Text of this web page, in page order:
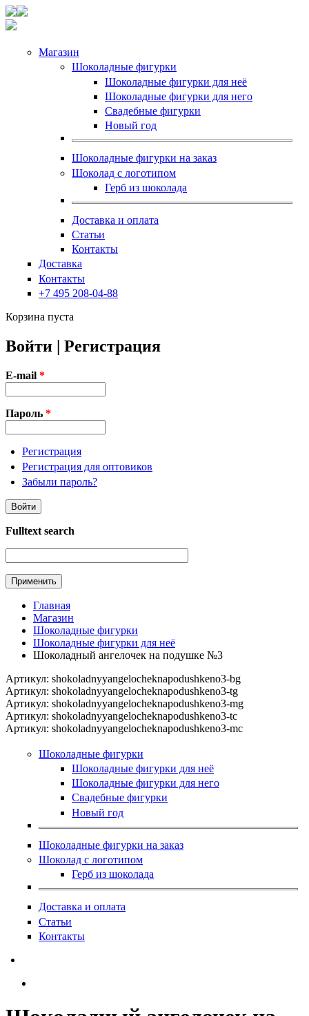
Магазин
Шоколадные фигурки
Шоколадные фигурки для неё
Шоколадные фигурки для него
Свадебные фигурки
Новый год
Шоколадные фигурки на заказ
Шоколад с логотипом
Герб из шоколада
Доставка и оплата
Статьи
Контакты
Доставка
Контакты
+7 495 208-04-88
Корзина пуста
Войти | Регистрация
E-mail *
Пароль *
Регистрация
Регистрация для оптовиков
Забыли пароль?
Fulltext search
Главная
Магазин
Шоколадные фигурки
Шоколадные фигурки для неё
Шоколадный ангелочек на подушке №3
Артикул: shokoladnyyangelocheknapodushkeno3-bg
Артикул: shokoladnyyangelocheknapodushkeno3-tg
Артикул: shokoladnyyangelocheknapodushkeno3-mg
Артикул: shokoladnyyangelocheknapodushkeno3-tc
Артикул: shokoladnyyangelocheknapodushkeno3-mc
Шоколадные фигурки
Шоколадные фигурки для неё
Шоколадные фигурки для него
Свадебные фигурки
Новый год
Шоколадные фигурки на заказ
Шоколад с логотипом
Герб из шоколада
Доставка и оплата
Статьи
Контакты